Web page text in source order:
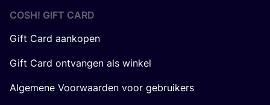
COSH! GIFT CARD
Gift Card aankopen
Gift Card ontvangen als winkel
Algemene Voorwaarden voor gebruikers